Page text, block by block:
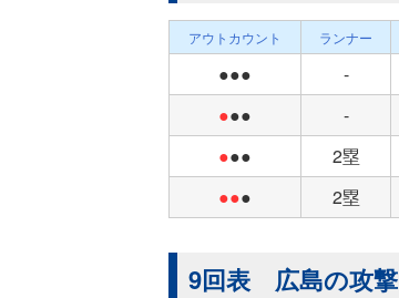
アウトカウント ランナー
●●● -
●●● -
●●● 2塁
●●● 2塁
9回表 広島の攻撃